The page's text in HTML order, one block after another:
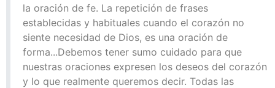
la oración de fe. La repetición de frases
establecidas y habituales cuando el corazón no
siente necesidad de Dios, es una oración de
forma...Debemos tener sumo cuidado para que
nuestras oraciones expresen los deseos del corazón
y lo que realmente queremos decir. Todas las